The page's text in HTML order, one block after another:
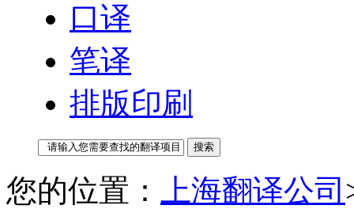
口译
笔译
排版印刷
您的位置： 上海翻译公司